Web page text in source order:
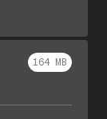
164 MB